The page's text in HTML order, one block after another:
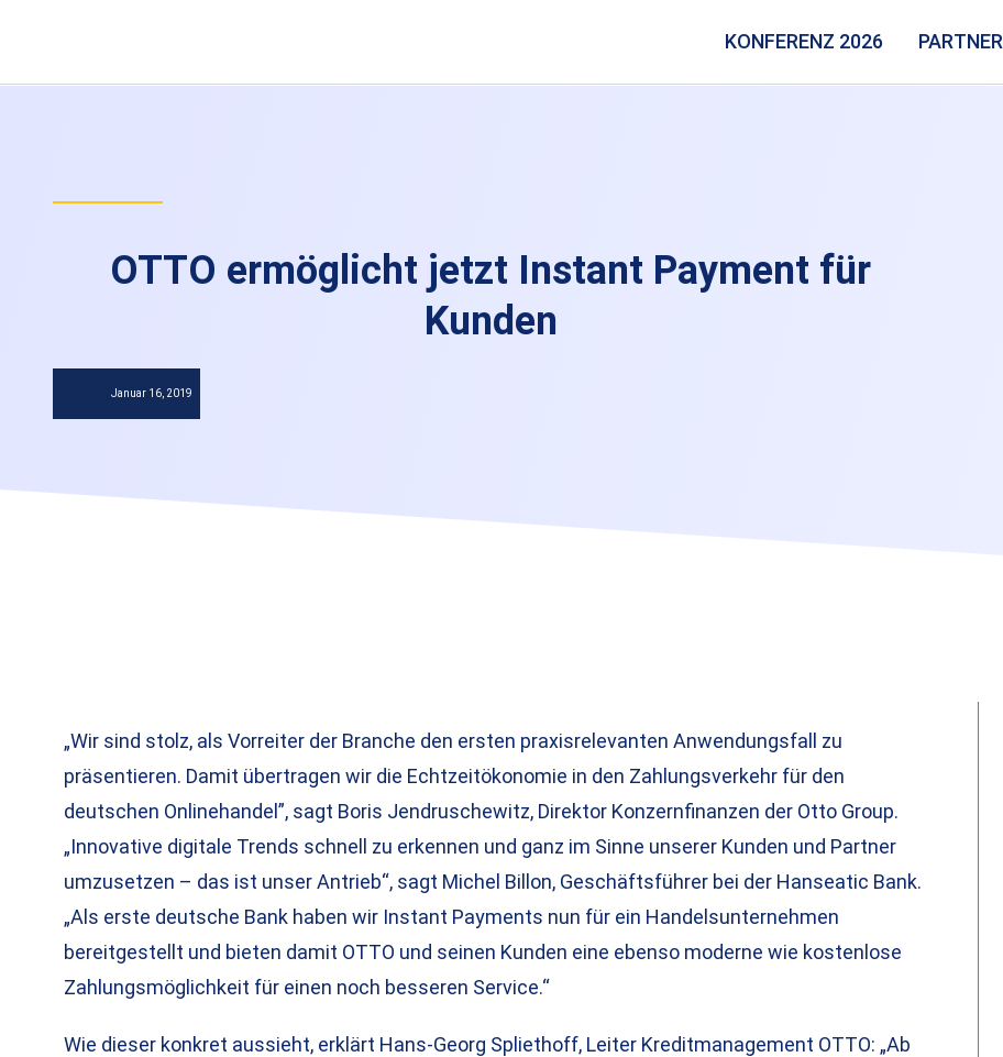
KONFERENZ 2026 PARTNER
OTTO ermöglicht jetzt Instant Payment für
Kunden
Januar 16, 2019
„Wir sind stolz, als Vorreiter der Branche den ersten praxisrelevanten Anwendungsfall zu
präsentieren. Damit übertragen wir die Echtzeitökonomie in den Zahlungsverkehr für den
deutschen Onlinehandel”, sagt Boris Jendruschewitz, Direktor Konzernfinanzen der Otto Group.
„Innovative digitale Trends schnell zu erkennen und ganz im Sinne unserer Kunden und Partner
umzusetzen – das ist unser Antrieb“, sagt Michel Billon, Geschäftsführer bei der Hanseatic Bank.
„Als erste deutsche Bank haben wir Instant Payments nun für ein Handelsunternehmen
bereitgestellt und bieten damit OTTO und seinen Kunden eine ebenso moderne wie kostenlose
Zahlungsmöglichkeit für einen noch besseren Service.“
Wie dieser konkret aussieht, erklärt Hans-Georg Spliethoff, Leiter Kreditmanagement OTTO: „Ab